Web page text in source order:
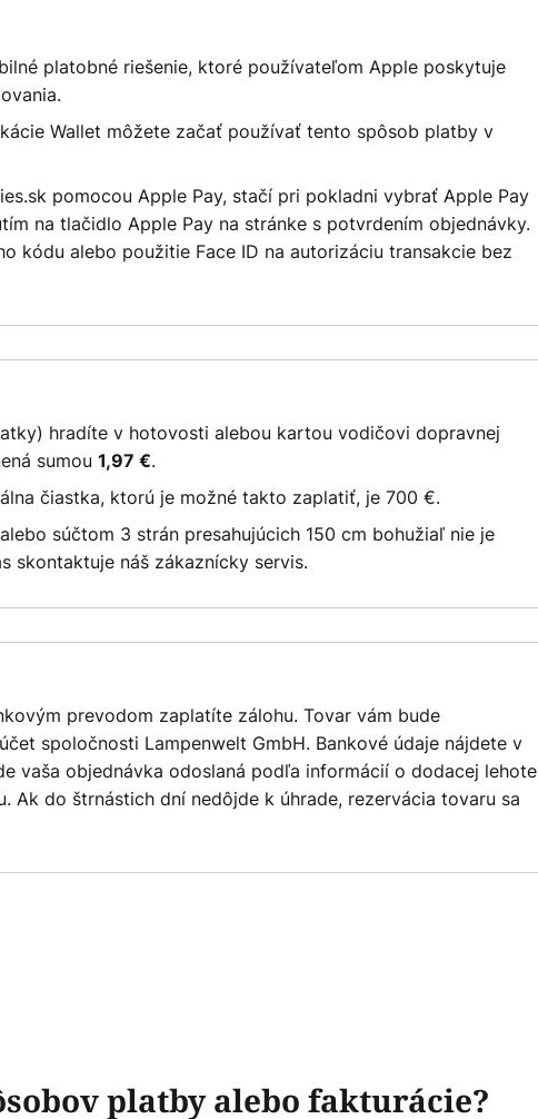
platobné riešenie, ktoré používateľom Apple poskytuje
Wallet môžete začať používať tento spôsob platby v
pomocou Apple Pay, stačí pri pokladni vybrať Apple Pay
na tlačidlo Apple Pay na stránke s potvrdením objednávky.
kódu alebo použitie Face ID na autorizáciu transakcie bez
hradíte v hotovosti alebou kartou vodičovi dopravnej
sumou 1,97 €.
čiastka, ktorú je možné takto zaplatiť, je 700 €.
súčtom 3 strán presahujúcich 150 cm bohužiaľ nie je
skontaktuje náš zákaznícky servis.
prevodom zaplatíte zálohu. Tovar vám bude
spoločnosti Lampenwelt GmbH. Bankové údaje nájdete v
vaša objednávka odoslaná podľa informácií o dodacej lehote
Ak do štrnástich dní nedôjde k úhrade, rezervácia tovaru sa
platby alebo fakturácie?